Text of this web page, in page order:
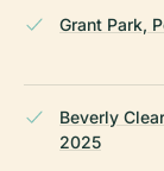
Grant Park,
Beverly
2025